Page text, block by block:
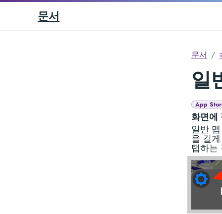
문서
문서
일
App
화면에
일반
을 길
탭하는